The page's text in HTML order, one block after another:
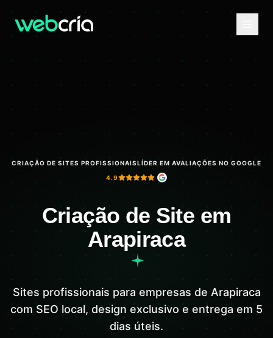
CRIAÇÃO DE SITES PROFISSIONAISLÍDER EM AVALIAÇÕES NO GOOGLE
4.9
Criação de Site em
Arapiraca
Sites profissionais para empresas de Arapiraca
com SEO local, design exclusivo e entrega em 5
dias úteis.